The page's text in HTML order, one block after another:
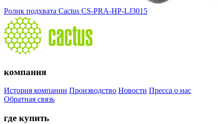
Ролик подхвата Cactus CS-PRA-HP-LJ3015
компания
История компании Производство Новости Пресса о нас
Обратная связь
где купить